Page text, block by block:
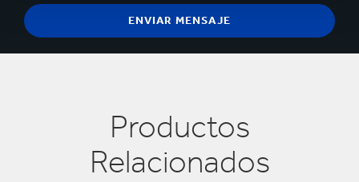
Productos
Relacionados